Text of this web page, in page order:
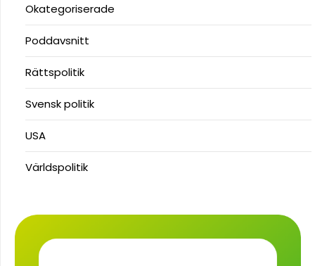
Okategoriserade
Poddavsnitt
Rättspolitik
Svensk politik
USA
Världspolitik